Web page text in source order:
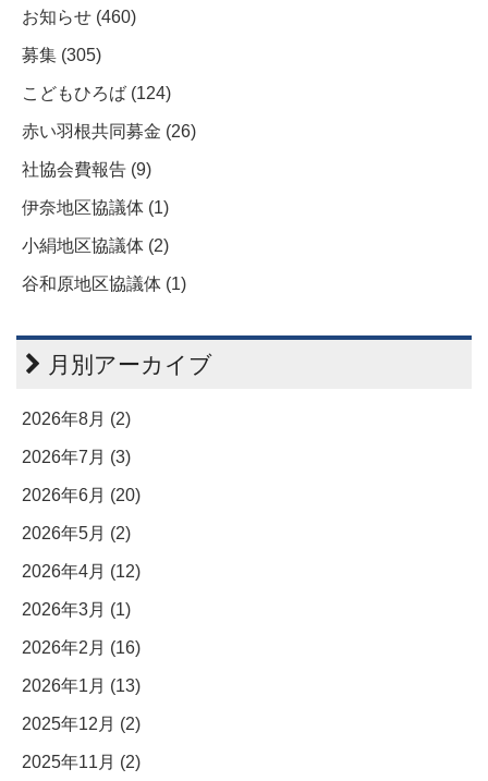
お知らせ (460)
募集 (305)
こどもひろば (124)
赤い羽根共同募金 (26)
社協会費報告 (9)
伊奈地区協議体 (1)
小絹地区協議体 (2)
谷和原地区協議体 (1)
月別アーカイブ
2026年8月 (2)
2026年7月 (3)
2026年6月 (20)
2026年5月 (2)
2026年4月 (12)
2026年3月 (1)
2026年2月 (16)
2026年1月 (13)
2025年12月 (2)
2025年11月 (2)